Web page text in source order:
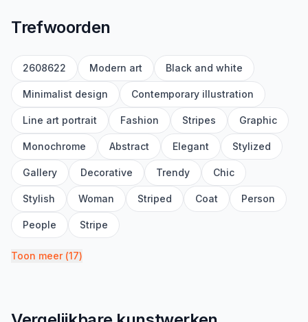
Trefwoorden
2608622 Modern art Black and white
Minimalist design Contemporary illustration
Line art portrait Fashion Stripes Graphic
Monochrome Abstract Elegant Stylized
Gallery Decorative Trendy Chic
Stylish Woman Striped Coat Person
People Stripe
Toon meer(17)